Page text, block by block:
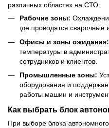
различных областях на СТО:
Рабочие зоны:
где проводятся сварочные
Офисы и зоны ожидания:
температуры в
сотрудников и клиентов.
Промышленные зоны:
оборудования и
работы машин и
Как выбрать блок
При выборе блока